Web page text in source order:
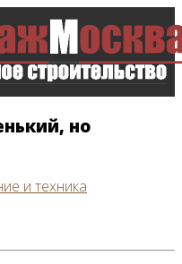
но
и техника